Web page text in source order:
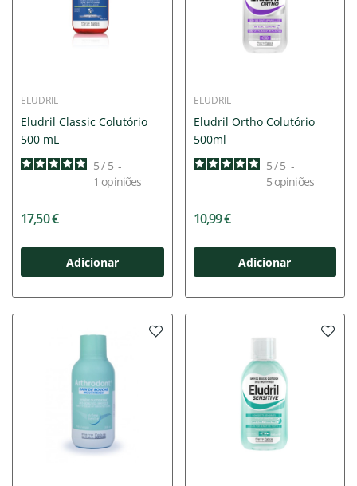
ELUDRIL
Eludril Classic Colutório
500 mL
5/ 5 -
1 opiniões
17,50 €
Adicionar
ELUDRIL
Eludril Ortho Colutório
500ml
5/ 5 -
5 opiniões
10,99 €
Adicionar